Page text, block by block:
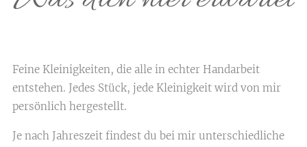
Feine Kleinigkeiten, die alle in echter Handarbeit
entstehen. Jedes Stück, jede Kleinigkeit wird von mir
persönlich hergestellt.
Je nach Jahreszeit findest du bei mir unterschiedliche